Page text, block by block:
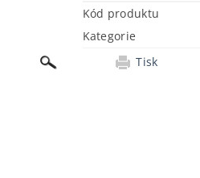
Kód produktu
Kategorie
Tisk